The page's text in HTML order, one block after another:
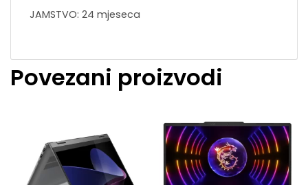
JAMSTVO: 24 mjeseca
Povezani proizvodi